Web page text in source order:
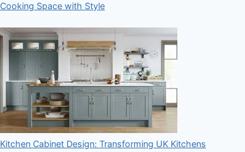
Cooking Space with Style
Kitchen Cabinet Design: Transforming UK Kitchens